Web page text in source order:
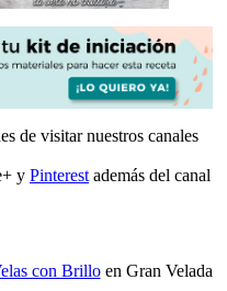
de visitar nuestros canales
y Pinterest además del canal
con Brilloen Gran Velada